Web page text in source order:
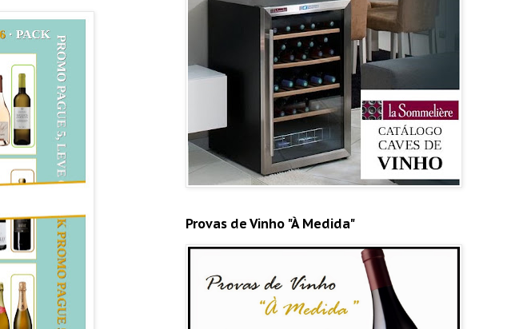
Provas de Vinho "À Medida"